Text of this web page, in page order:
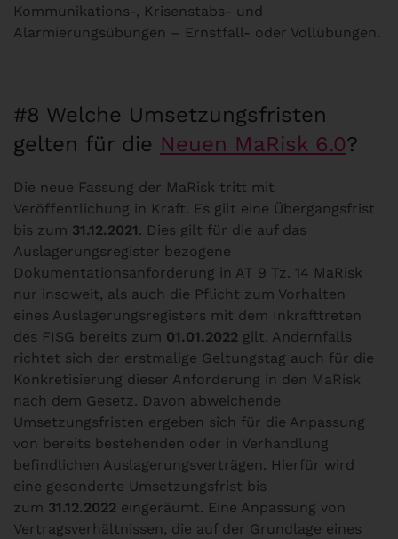
Kommunikations-, Krisenstabs- und
Alarmierungsübungen – Ernstfall- oder Vollübungen.
#8 Welche Umsetzungsfristen
gelten für die Neuen MaRisk 6.0?
Die neue Fassung der MaRisk tritt mit
Veröffentlichung in Kraft. Es gilt eine Übergangsfrist
bis zum 31.12.2021. Dies gilt für die auf das
Auslagerungsregister bezogene
Dokumentationsanforderung in AT 9 Tz. 14 MaRisk
nur insoweit, als auch die Pflicht zum Vorhalten
eines Auslagerungsregisters mit dem Inkrafttreten
des FISG bereits zum 01.01.2022 gilt. Andernfalls
richtet sich der erstmalige Geltungstag auch für die
Konkretisierung dieser Anforderung in den MaRisk
nach dem Gesetz. Davon abweichende
Umsetzungsfristen ergeben sich für die Anpassung
von bereits bestehenden oder in Verhandlung
befindlichen Auslagerungsverträgen. Hierfür wird
eine gesonderte Umsetzungsfrist bis
zum 31.12.2022 eingeräumt. Eine Anpassung von
Vertragsverhältnissen, die auf der Grundlage eines